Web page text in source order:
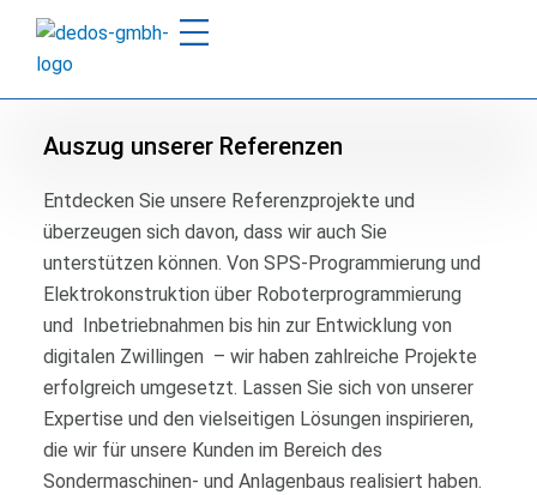
Inhalt
springen
Auszug unserer Referenzen
Entdecken Sie unsere Referenzprojekte und
überzeugen sich davon, dass wir auch Sie
unterstützen können. Von SPS-Programmierung und
Elektrokonstruktion über Roboterprogrammierung
und Inbetriebnahmen bis hin zur Entwicklung von
digitalen Zwillingen – wir haben zahlreiche Projekte
erfolgreich umgesetzt. Lassen Sie sich von unserer
Expertise und den vielseitigen Lösungen inspirieren,
die wir für unsere Kunden im Bereich des
Sondermaschinen- und Anlagenbaus realisiert haben.